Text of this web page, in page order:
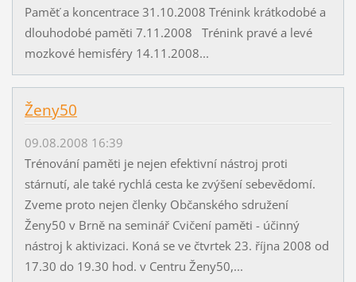
Paměť a koncentrace 31.10.2008 Trénink krátkodobé a
dlouhodobé paměti 7.11.2008 Trénink pravé a levé
mozkové hemisféry 14.11.2008...
Ženy50
09.08.2008 16:39
Trénování paměti je nejen efektivní nástroj proti
stárnutí, ale také rychlá cesta ke zvýšení sebevědomí.
Zveme proto nejen členky Občanského sdružení
Ženy50 v Brně na seminář Cvičení paměti - účinný
nástroj k aktivizaci. Koná se ve čtvrtek 23. října 2008 od
17.30 do 19.30 hod. v Centru Ženy50,...